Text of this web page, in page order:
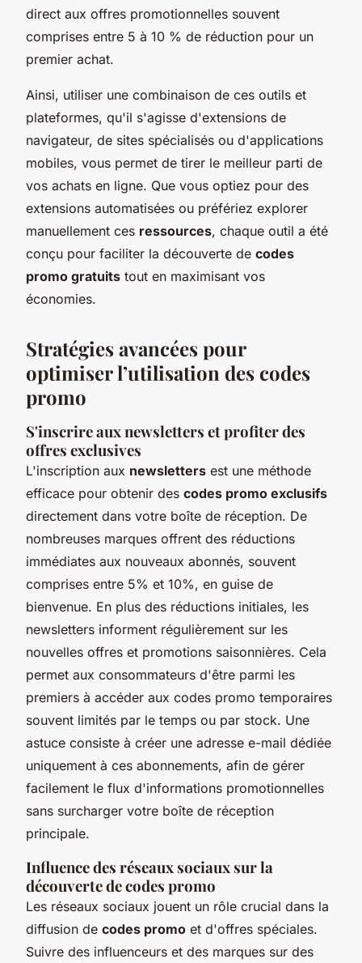
direct aux offres promotionnelles souvent
comprises entre 5 à 10 % de réduction pour un
premier achat.
Ainsi, utiliser une combinaison de ces outils et
plateformes, qu'il s'agisse d'extensions de
navigateur, de sites spécialisés ou d'applications
mobiles, vous permet de tirer le meilleur parti de
vos achats en ligne. Que vous optiez pour des
extensions automatisées ou préfériez explorer
manuellement ces ressources, chaque outil a été
conçu pour faciliter la découverte de codes
promo gratuits tout en maximisant vos
économies.
Stratégies avancées pour
optimiser l’utilisation des codes
promo
S'inscrire aux newsletters et profiter des
offres exclusives
L'inscription aux newsletters est une méthode
efficace pour obtenir des codes promo exclusifs
directement dans votre boîte de réception. De
nombreuses marques offrent des réductions
immédiates aux nouveaux abonnés, souvent
comprises entre 5% et 10%, en guise de
bienvenue. En plus des réductions initiales, les
newsletters informent régulièrement sur les
nouvelles offres et promotions saisonnières. Cela
permet aux consommateurs d'être parmi les
premiers à accéder aux codes promo temporaires
souvent limités par le temps ou par stock. Une
astuce consiste à créer une adresse e-mail dédiée
uniquement à ces abonnements, afin de gérer
facilement le flux d'informations promotionnelles
sans surcharger votre boîte de réception
principale.
Influence des réseaux sociaux sur la
découverte de codes promo
Les réseaux sociaux jouent un rôle crucial dans la
diffusion de codes promo et d'offres spéciales.
Suivre des influenceurs et des marques sur des